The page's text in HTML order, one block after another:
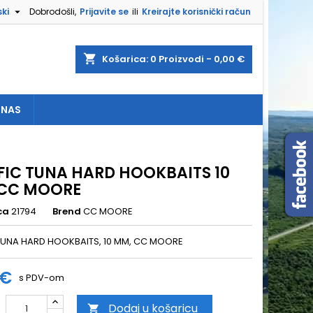
Dobrodošli, Prijavite se ili Kreirajte korisnički račun

shopping_cart Košarica: 0 Proizvodi - 0,00 €
TUNA HARD HOOKBAITS 10
MOORE
21794 Brend CC MOORE
HARD HOOKBAITS, 10 MM, CC MOORE
s PDV-om
 Dodaj u košaricu